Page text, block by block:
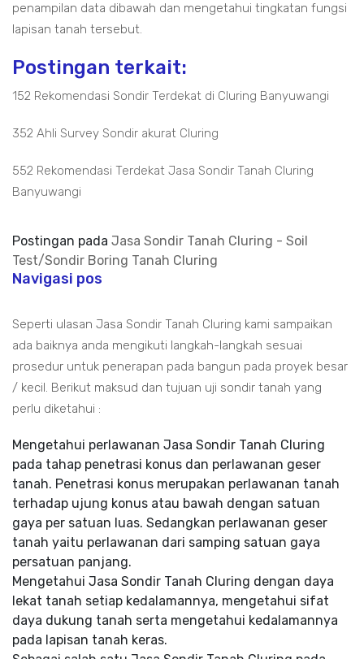
penampilan data dibawah dan mengetahui tingkatan fungsi
lapisan tanah tersebut.
Postingan terkait:
152 Rekomendasi Sondir Terdekat di Cluring Banyuwangi
352 Ahli Survey Sondir akurat Cluring
552 Rekomendasi Terdekat Jasa Sondir Tanah Cluring
Banyuwangi
Postingan pada Jasa Sondir Tanah Cluring - Soil
Test/Sondir Boring Tanah Cluring
Navigasi pos
Seperti ulasan Jasa Sondir Tanah Cluring kami sampaikan
ada baiknya anda mengikuti langkah-langkah sesuai
prosedur untuk penerapan pada bangun pada proyek besar
/ kecil. Berikut maksud dan tujuan uji sondir tanah yang
perlu diketahui :
Mengetahui perlawanan Jasa Sondir Tanah Cluring
pada tahap penetrasi konus dan perlawanan geser
tanah. Penetrasi konus merupakan perlawanan tanah
terhadap ujung konus atau bawah dengan satuan
gaya per satuan luas. Sedangkan perlawanan geser
tanah yaitu perlawanan dari samping satuan gaya
persatuan panjang.
Mengetahui Jasa Sondir Tanah Cluring dengan daya
lekat tanah setiap kedalamannya, mengetahui sifat
daya dukung tanah serta mengetahui kedalamannya
pada lapisan tanah keras.